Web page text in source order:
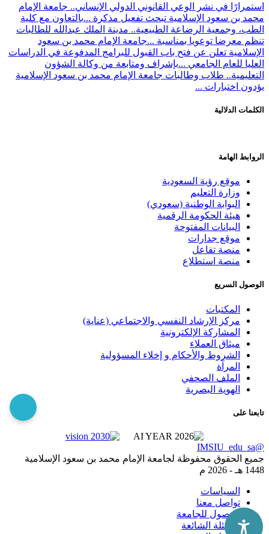
استمرارًا في نشر الوعي القانوني الدولي الإنساني.. جامعة الإمام
محمد بن سعود الإسلامية تبحث تفعيل مذكرة ...بالتعاون مع كلية
الطب، وجمعية الرضاعة الطبيعية.. مدينة الملك عبدالله للطالبات
تنظم معرضا توعويا بمناسبة ...جامعة الإمام محمد بن سعود
الإسلامية تعلن عن فتح باب القبول للبرامج المدفوعة في الدراسات
العليا للعام الجامعي ...بإشراف ومتابعة من وكالة الشؤون
التعليمية.. طلاب وطالبات جامعة الإمام محمد بن سعود الإسلامية
يؤدون اختبارات ...
الكلمات الدلالية
الروابط الهامة
موقع رؤية السعودية
وزارة التعليم
البوابة الوطنية (سعودي)
هيئة الحكومة الرقمية
البيانات المفتوحة
موقع جدارات
منصة تفاعل
منصة استطلاع
الوصول السريع
المكتبات
مركز الإرشاد النفسي والاجتماعي (عناية)
المشاركة الإلكترونية
ميثاق العملاء
الشروط والأحكام و إخلاء المسؤولية
المرآة
الملف الصحفي
الهوية البصرية
تابعنا على
@IMSIU_edu_sa
جميع الحقوق محفوظة لجامعة الإمام محمد بن سعود الإسلامية
1448 هـ -
2026 م
السياسات
تواصل معنا
الوصول للجامعة
الاسئلة الشائعة